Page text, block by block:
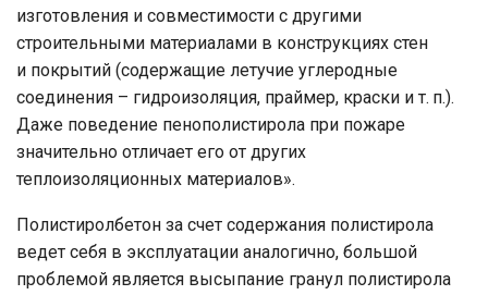
изготовления и совместимости с другими
строительными материалами в конструкциях стен
и покрытий (содержащие летучие углеродные
соединения – гидроизоляция, праймер, краски и т. п.).
Даже поведение пенополистирола при пожаре
значительно отличает его от других
теплоизоляционных материалов».
Полистиролбетон за счет содержания полистирола
ведет себя в эксплуатации аналогично, большой
проблемой является высыпание гранул полистирола